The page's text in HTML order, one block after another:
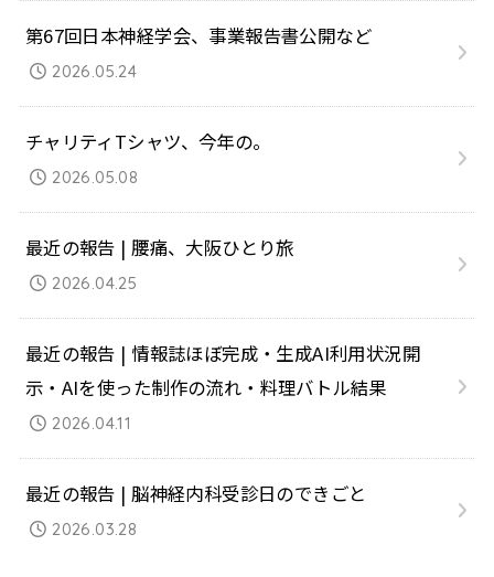
第67回日本神経学会、事業報告書公開など
2026.05.24
チャリティTシャツ、今年の。
2026.05.08
最近の報告 | 腰痛、大阪ひとり旅
2026.04.25
最近の報告 | 情報誌ほぼ完成・生成AI利用状況開
示・AIを使った制作の流れ・料理バトル結果
2026.04.11
最近の報告 | 脳神経内科受診日のできごと
2026.03.28